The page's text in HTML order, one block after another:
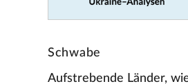
Schwabe
Aufstrebende Länder,